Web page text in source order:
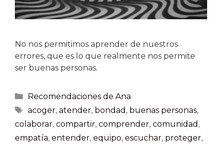
No nos permitimos aprender de nuestros
errores, que es lo que realmente nos permite
ser buenas personas.
Recomendaciones de Ana
acoger, atender, bondad , buenas personas,
colaborar, compartir, comprender, comunidad ,
empatía, entender, equipo, escuchar, proteger,